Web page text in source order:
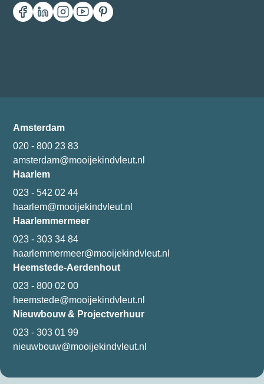
Amsterdam
020 - 800 23 83
amsterdam@mooijekindvleut.nl
Haarlem
023 - 542 02 44
haarlem@mooijekindvleut.nl
Haarlemmermeer
023 - 303 34 84
haarlemmermeer@mooijekindvleut.nl
Heemstede-Aerdenhout
023 - 800 02 00
heemstede@mooijekindvleut.nl
Nieuwbouw & Projectverhuur
023 - 303 01 99
nieuwbouw@mooijekindvleut.nl